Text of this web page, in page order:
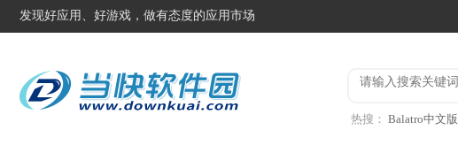
发现好应用、好游戏，做有态度的应用市场
热搜： Balatro中文版